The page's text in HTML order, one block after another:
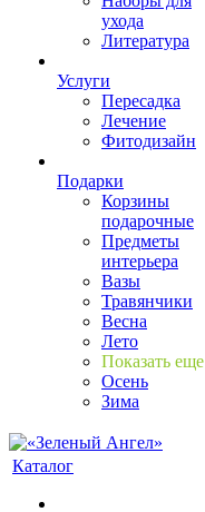
ухода
Литература
Услуги
Пересадка
Лечение
Фитодизайн
Подарки
Корзины
подарочные
Предметы
интерьера
Вазы
Травянчики
Весна
Лето
Показать еще
Осень
Зима
Каталог